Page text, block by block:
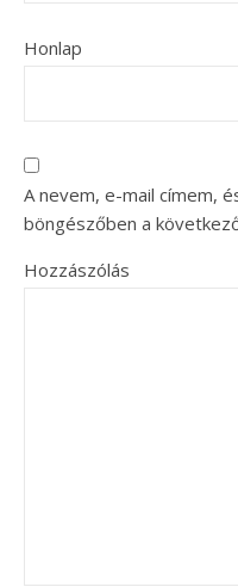
Honlap
A nevem, e-mail címem,
böngészőben a
Hozzászólás